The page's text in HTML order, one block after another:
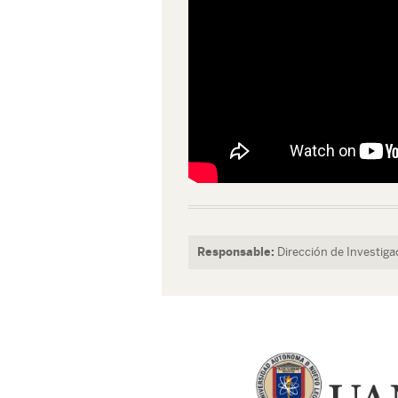
Responsable: Dirección de